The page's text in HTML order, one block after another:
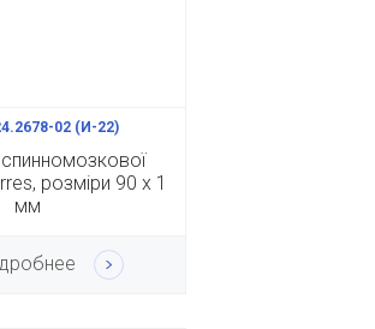
02 (И-22)
розміри 90 х 1
мм